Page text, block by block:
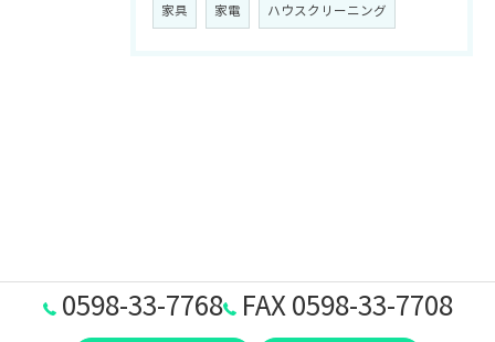
家具 家電 ハウスクリーニング
0598-33-7768 FAX 0598-33-7708